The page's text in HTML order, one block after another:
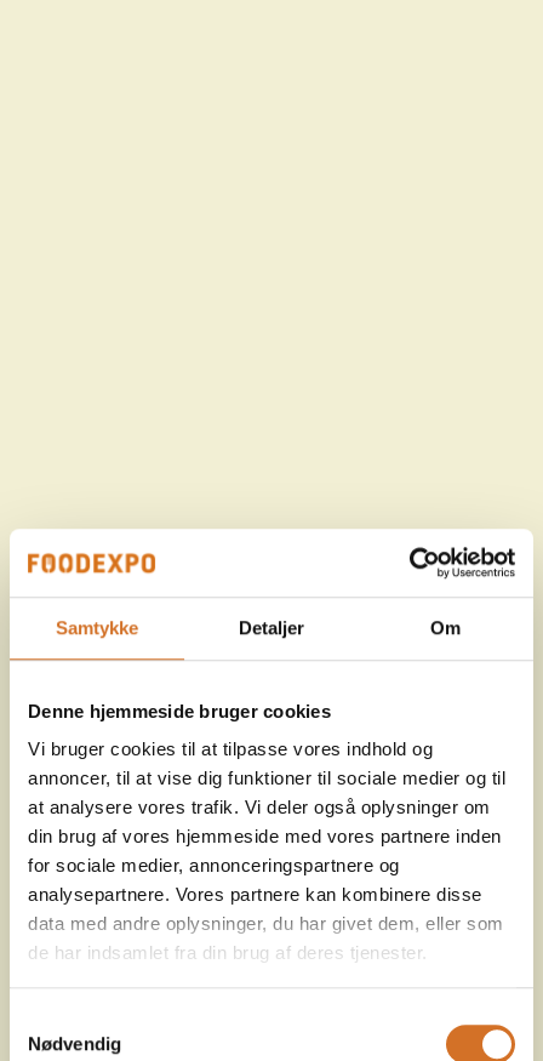
Samtykke Detaljer Om
Denne hjemmeside bruger cookies
Vi bruger cookies til at tilpasse vores indhold og
annoncer, til at vise dig funktioner til sociale medier og til
at analysere vores trafik. Vi deler også oplysninger om
din brug af vores hjemmeside med vores partnere inden
for sociale medier, annonceringspartnere og
analysepartnere. Vores partnere kan kombinere disse
data med andre oplysninger, du har givet dem, eller som
de har indsamlet fra din brug af deres tjenester.
Nødvendig